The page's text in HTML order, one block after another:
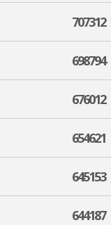
707312
698794
676012
654621
645153
644187